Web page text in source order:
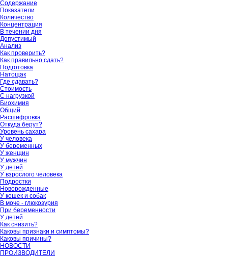
Содержание
Показатели
Количество
Концентрация
В течении дня
Допустимый
Анализ
Как проверить?
Как правильно сдать?
Подготовка
Натощак
Где сдавать?
Стоимость
С нагрузкой
Биохимия
Общий
Расшифровка
Откуда берут?
Уровень сахара
У человека
У беременных
У женщин
У мужчин
У детей
У взрослого человека
Подростки
Новорожденные
У кошек и собак
В моче - глюкозурия
При беременности
У детей
Как снизить?
Каковы признаки и симптомы?
Каковы причины?
НОВОСТИ
ПРОИЗВОДИТЕЛИ